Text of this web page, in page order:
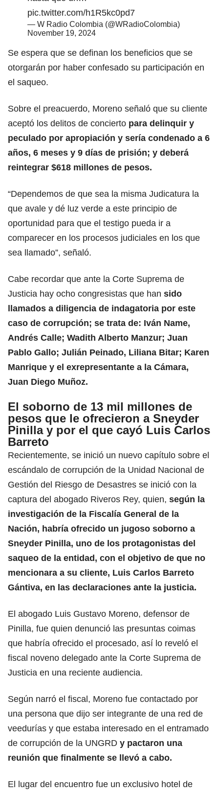
pic.twitter.com/h1R5kc0pd7
— W Radio Colombia (@WRadioColombia)
November 19, 2024
Se espera que se definan los beneficios que se
otorgarán por haber confesado su participación en
el saqueo.
Sobre el preacuerdo, Moreno señaló que su cliente
aceptó los delitos de concierto para delinquir y
peculado por apropiación y sería condenado a 6
años, 6 meses y 9 días de prisión; y deberá
reintegrar $618 millones de pesos.
“Dependemos de que sea la misma Judicatura la
que avale y dé luz verde a este principio de
oportunidad para que el testigo pueda ir a
comparecer en los procesos judiciales en los que
sea llamado”, señaló.
Cabe recordar que ante la Corte Suprema de
Justicia hay ocho congresistas que han sido
llamados a diligencia de indagatoria por este
caso de corrupción; se trata de: Iván Name,
Andrés Calle; Wadith Alberto Manzur; Juan
Pablo Gallo; Julián Peinado, Liliana Bitar; Karen
Manrique y el exrepresentante a la Cámara,
Juan Diego Muñoz.
El soborno de 13 mil millones de
pesos que le ofrecieron a Sneyder
Pinilla y por el que cayó Luis Carlos
Barreto
Recientemente, se inició un nuevo capítulo sobre el
escándalo de corrupción de la Unidad Nacional de
Gestión del Riesgo de Desastres se inició con la
captura del abogado Riveros Rey, quien, según la
investigación de la Fiscalía General de la
Nación, habría ofrecido un jugoso soborno a
Sneyder Pinilla, uno de los protagonistas del
saqueo de la entidad, con el objetivo de que no
mencionara a su cliente, Luis Carlos Barreto
Gántiva, en las declaraciones ante la justicia.
El abogado Luis Gustavo Moreno, defensor de
Pinilla, fue quien denunció las presuntas coimas
que habría ofrecido el procesado, así lo reveló el
fiscal noveno delegado ante la Corte Suprema de
Justicia en una reciente audiencia.
Según narró el fiscal, Moreno fue contactado por
una persona que dijo ser integrante de una red de
veedurías y que estaba interesado en el entramado
de corrupción de la UNGRD y pactaron una
reunión que finalmente se llevó a cabo.
El lugar del encuentro fue un exclusivo hotel de